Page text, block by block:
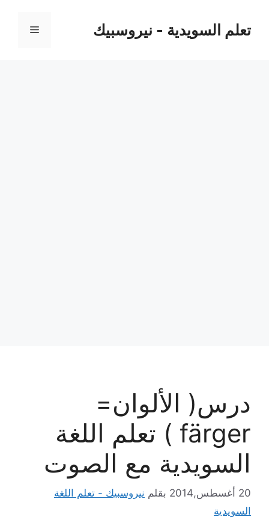
المحتوىتعلم السويدية - نيروسبيك القائمة
درس( الألوان=
färger ) تعلم اللغة
السويدية مع الصوت
20 أغسطس,2014 بقلم نيروسبيك - تعلم اللغة
السويدية